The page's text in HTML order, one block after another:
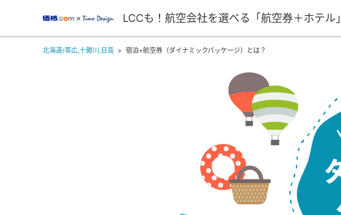
LCCも！航空会社を選べる「航空券＋ホテル」
北海道/帯広,十勝川,日高 宿泊+航空券（ダイナミックパッケージ）とは？